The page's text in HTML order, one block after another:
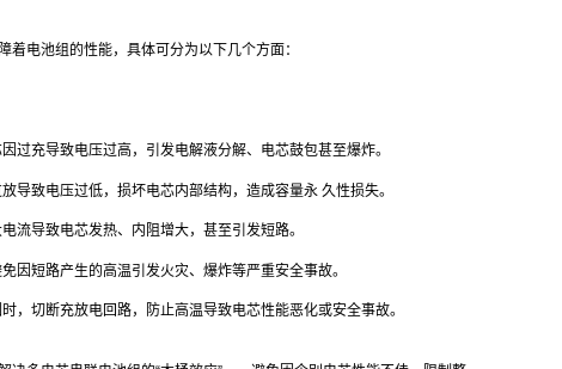
电池组的性能，具体可分为以下几个方面：
过充导致电压过高，引发电解液分解、电芯鼓包甚至爆炸。
致电压过低，损坏电芯内部结构，造成容量永 久性损失。
流导致电芯发热、内阻增大，甚至引发短路。
因短路产生的高温引发火灾、爆炸等严重安全事故。
切断充放电回路，防止高温导致电芯性能恶化或安全事故。